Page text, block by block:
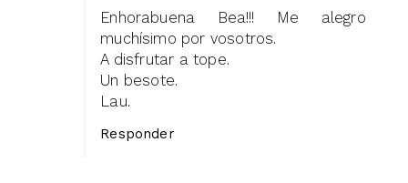
Enhorabuena Bea!!! Me alegro
muchísimo por vosotros.
A disfrutar a tope.
Un besote.
Lau.
Responder